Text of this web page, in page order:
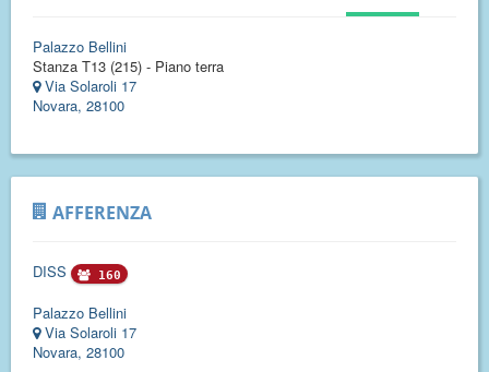
Palazzo Bellini
Stanza T13 (215) - Piano terra
Via Solaroli 17
Novara, 28100
AFFERENZA
DISS 160
Palazzo Bellini
Via Solaroli 17
Novara, 28100